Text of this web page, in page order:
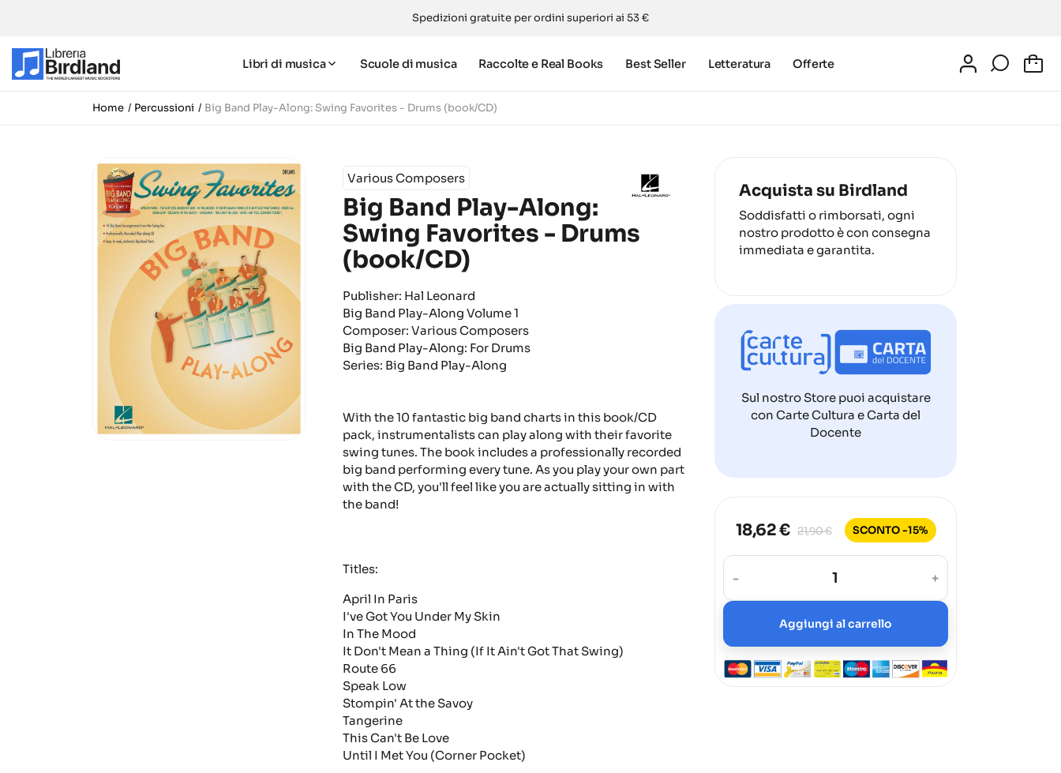
Spedizioni gratuite per ordini superiori ai 53 €
Libri di musica Scuole di musica Raccolte e Real Books Best Seller Letteratura Offerte
Home Percussioni Big Band Play-Along: Swing Favorites - Drums (book/CD)
Various Composers
Big Band Play-Along:
Swing Favorites - Drums
(book/CD)
Publisher: Hal Leonard
Big Band Play-Along Volume 1
Composer: Various Composers
Big Band Play-Along: For Drums
Series: Big Band Play-Along
With the 10 fantastic big band charts in this book/CD
pack, instrumentalists can play along with their favorite
swing tunes. The book includes a professionally recorded
big band performing every tune. As you play your own part
with the CD, you'll feel like you are actually sitting in with
the band!
Titles:
April In Paris
I've Got You Under My Skin
In The Mood
It Don't Mean a Thing (If It Ain't Got That Swing)
Route 66
Speak Low
Stompin' At the Savoy
Tangerine
This Can't Be Love
Until I Met You (Corner Pocket)
Acquista su Birdland
Soddisfatti o rimborsati, ogni
nostro prodotto è con consegna
immediata e garantita.
Sul nostro Store puoi acquistare
con Carte Cultura e Carta del
Docente
18,62 € 21,90 € SCONTO -15%
- +
Aggiungi al carrello